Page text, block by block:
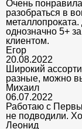
Очень
разобраться в
однозначно 5+
клиентом.
Егор
20.08.2022
Широкий
разные, можно
Михаил
06.07.2022
Работаю с
не подводили.
Леонид